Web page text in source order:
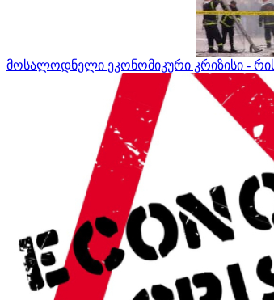
მოსალოდნელი ეკონომიკური კრიზისი -